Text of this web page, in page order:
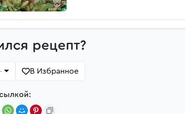
рецепт?
В Избранное